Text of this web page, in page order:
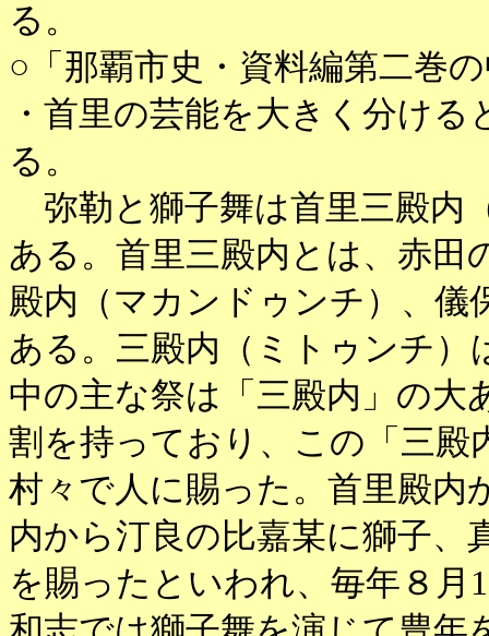
る。
○「那覇市史・資料編第二巻
・首里の芸能を大きく分け
る。
弥勒と獅子舞は首里三殿内
ある。首里三殿内とは、赤田
殿内（マカンドゥンチ）、
ある。三殿内（ミトゥンチ）
中の主な祭は「三殿内」の大
割を持っており、この「三殿
村々で人に賜った。首里殿内
内から汀良の比嘉某に獅子、
を賜ったといわれ、毎年８月